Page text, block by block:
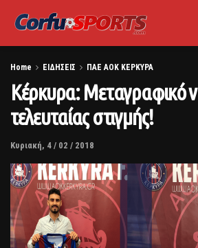
Home ΕΙΔΗΣΕΙΣ ΠΑΕ ΑΟΚ ΚΕΡΚΥΡΑ
Κέρκυρα: Μεταγραφικό
τελευταίας στιγμής!
Κυριακή, 4 / 02 / 2018